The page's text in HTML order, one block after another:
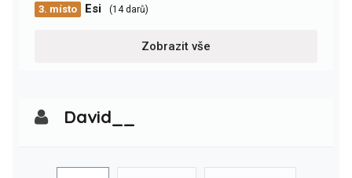
3. místo Esi (14 darů)
Zobrazit vše
David__